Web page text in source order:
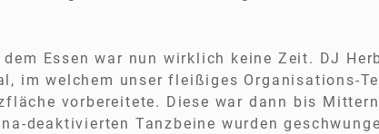
Essen war nun wirklich keine Zeit. DJ
im welchem unser fleißiges Organisations-
vorbereitete. Diese war dann bis
deaktivierten Tanzbeine wurden